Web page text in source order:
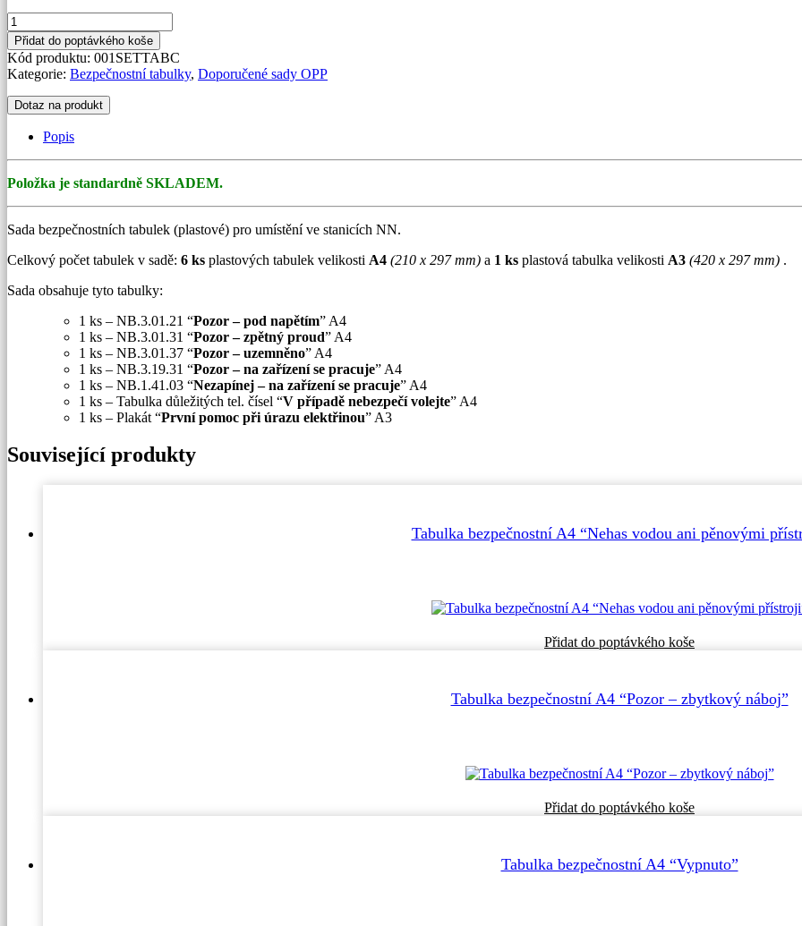
Sada
bezpečnostních
tabulek
pro
NN
množství
Přidat do poptávkého koše
Kód produktu: 001SETTABC
Kategorie: Bezpečnostní tabulky, Doporučené sady OPP
Dotaz na produkt
Popis
Položka je standardně SKLADEM.
Sada bezpečnostních tabulek (plastové) pro umístění ve stanicích NN.
Celkový počet tabulek v sadě: 6 ks plastových tabulek velikosti A4 (210 x 297 mm) a 1 ks plastová tabulka velikosti A3 (420 x 297 mm) .
Sada obsahuje tyto tabulky:
1 ks – NB.3.01.21 “Pozor – pod napětím” A4
1 ks – NB.3.01.31 “Pozor – zpětný proud” A4
1 ks – NB.3.01.37 “Pozor – uzemněno” A4
1 ks – NB.3.19.31 “Pozor – na zařízení se pracuje” A4
1 ks – NB.1.41.03 “Nezapínej – na zařízení se pracuje” A4
1 ks – Tabulka důležitých tel. čísel “V případě nebezpečí volejte” A4
1 ks – Plakát “První pomoc při úrazu elektřinou” A3
Související produkty
Tabulka bezpečnostní A4 “Nehas vodou ani pěnovými
Přidat do poptávkého koše
Tabulka bezpečnostní A4 “Pozor – zbytkový náboj”
Přidat do poptávkého koše
Tabulka bezpečnostní A4 “Vypnuto”